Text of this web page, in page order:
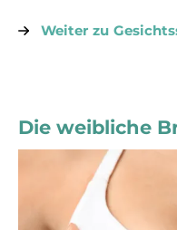
Weiter zu
Die weibliche